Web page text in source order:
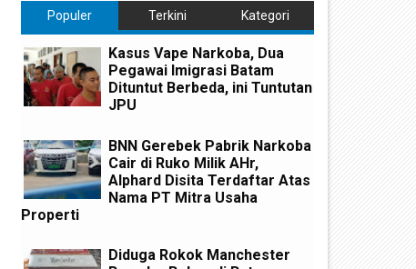
Populer Terkini Kategori
Kasus Vape Narkoba, Dua
Pegawai Imigrasi Batam
Dituntut Berbeda, ini Tuntutan
JPU
BNN Gerebek Pabrik Narkoba
Cair di Ruko Milik AHr,
Alphard Disita Terdaftar Atas
Nama PT Mitra Usaha
Properti
Diduga Rokok Manchester